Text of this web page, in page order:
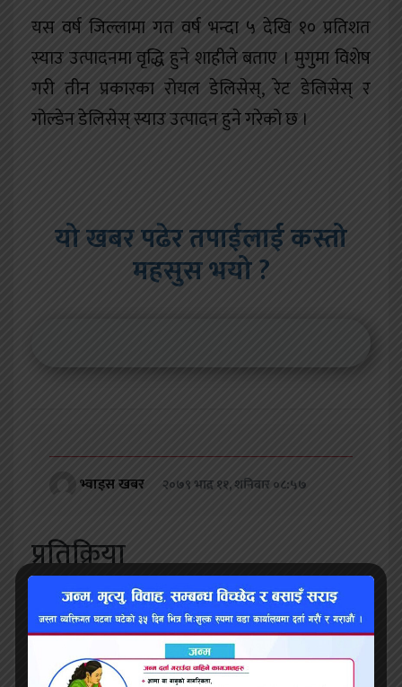
यस वर्ष जिल्लामा गत वर्ष भन्दा ५ देखि १० प्रतिशत
स्याउ उत्पादनमा वृद्धि हुने शाहीले बताए । मुगुमा विशेष
गरी तीन प्रकारका रोयल डेलिसेस्, रेट डेलिसेस् र
गोल्डेन डेलिसेस् स्याउ उत्पादन हुने गरेको छ ।
यो खबर पढेर तपाईलाई कस्तो
महसुस भयो ?
भ्वाइस खबर २०७९ भाद्र ११, शनिबार ०८:५७
प्रतिक्रिया
सम्बन्धित समाचार